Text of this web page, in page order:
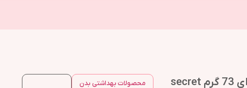
مام سکرت ضدتعریق ژله ای 73 گرم secret
محصولات بهداشتی بدن